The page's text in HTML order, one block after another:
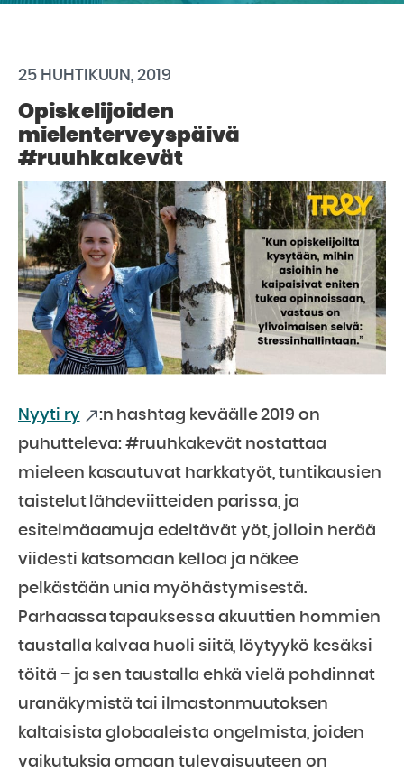
25 HUHTIKUUN, 2019
Opiskelijoiden
mielenterveyspäivä
#ruuhkakevät
Nyyti ry
:n hashtag keväälle 2019 on
puhutteleva: #ruuhkakevät nostattaa
mieleen kasautuvat harkkatyöt, tuntikausien
taistelut lähdeviitteiden parissa, ja
esitelmäaamuja edeltävät yöt, jolloin herää
viidesti katsomaan kelloa ja näkee
pelkästään unia myöhästymisestä.
Parhaassa tapauksessa akuuttien hommien
taustalla kalvaa huoli siitä, löytyykö kesäksi
töitä – ja sen taustalla ehkä vielä pohdinnat
uranäkymistä tai ilmastonmuutoksen
kaltaisista globaaleista ongelmista, joiden
vaikutuksia omaan tulevaisuuteen on